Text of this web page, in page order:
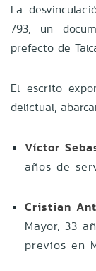
La
793, un
prefecto de
El escrito
delictual,
Víctor
años de
Cristian
Mayor, 33
previos en